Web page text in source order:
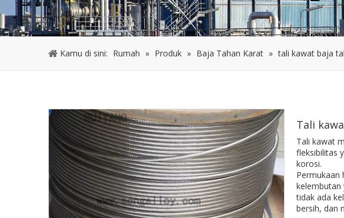
Kamu di sini: Rumah » Produk » Baja Tahan Karat » tali kawat baja
Tali
Tali kawat
fleksibilitas
korosi.
Permukaan
kelembutan
tidak ada
bersih, dan